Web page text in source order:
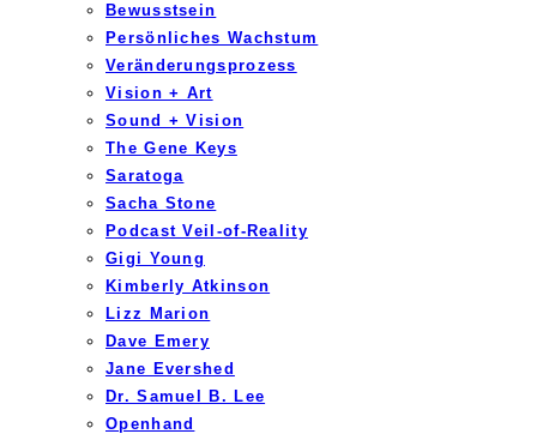
Bewusstsein
Persönliches Wachstum
Veränderungsprozess
Vision + Art
Sound + Vision
The Gene Keys
Saratoga
Sacha Stone
Podcast Veil-of-Reality
Gigi Young
Kimberly Atkinson
Lizz Marion
Dave Emery
Jane Evershed
Dr. Samuel B. Lee
Openhand